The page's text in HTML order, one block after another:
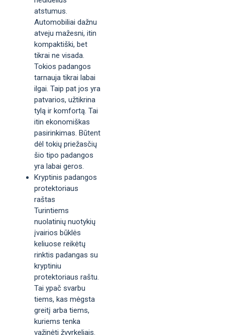
atstumus.
Automobiliai dažnu
atveju mažesni, itin
kompaktiški, bet
tikrai ne visada.
Tokios padangos
tarnauja tikrai labai
ilgai. Taip pat jos yra
patvarios, užtikrina
tylą ir komfortą. Tai
itin ekonomiškas
pasirinkimas. Būtent
dėl tokių priežasčių
šio tipo padangos
yra labai geros.
Kryptinis padangos
protektoriaus
raštas
Turintiems
nuolatinių nuotykių
įvairios būklės
keliuose reikėtų
rinktis padangas su
kryptiniu
protektoriaus raštu.
Tai ypač svarbu
tiems, kas mėgsta
greitį arba tiems,
kuriems tenka
važinėti žvyrkeliais.